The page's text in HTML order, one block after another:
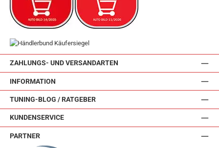
ZAHLUNGS- UND VERSANDARTEN
INFORMATION
TUNING-BLOG / RATGEBER
KUNDENSERVICE
PARTNER